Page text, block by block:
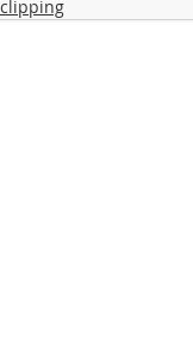
clipping